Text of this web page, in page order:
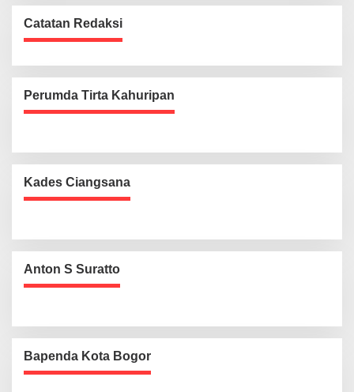
Catatan Redaksi
Perumda Tirta Kahuripan
Kades Ciangsana
Anton S Suratto
Bapenda Kota Bogor